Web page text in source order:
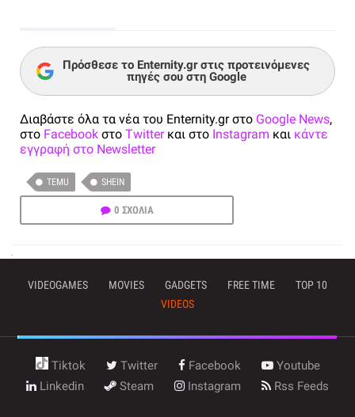
Πρόσθεσε το Enternity.gr στις προτεινόμενες
πηγές σου στη Google
Διαβάστε όλα τα νέα του Enternity.gr στο Google News,
στο Facebook στο Twitterκαι στο Instagram και κάντε
εγγραφή στο Newsletter
TEMU SHEIN
0 ΣΧΟΛΙΑ
VIDEOGAMES MOVIES GADGETS FREE TIME
TOP 10
VIDEOS
Tiktok Twitter Facebook
Youtube
Linkedin
Steam Instagram Rss Feeds